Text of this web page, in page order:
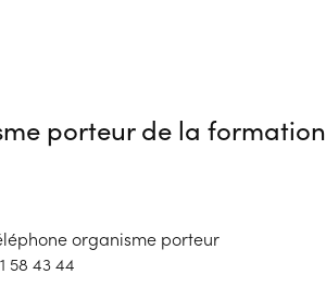
porteur de la formation
organisme porteur
58 43 44